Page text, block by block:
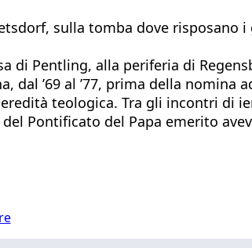
sulla tomba dove
di Pentling, alla periferia di
dal ’69 al ’77, prima della nomina
teologica. Tra gli incontri di
Pontificato del Papa emerito